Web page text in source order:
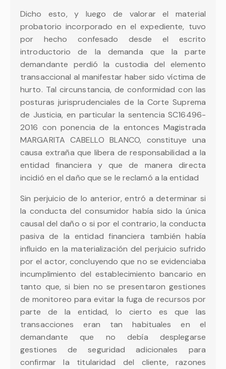
Dicho esto, y luego de valorar el material
probatorio incorporado en el expediente, tuvo
por hecho confesado desde el escrito
introductorio de la demanda que la parte
demandante perdió la custodia del elemento
transaccional al manifestar haber sido víctima de
hurto. Tal circunstancia, de conformidad con las
posturas jurisprudenciales de la Corte Suprema
de Justicia, en particular la sentencia SC16496-
2016 con ponencia de la entonces Magistrada
MARGARITA CABELLO BLANCO, constituye una
causa extraña que libera de responsabilidad a la
entidad financiera y que de manera directa
incidió en el daño que se le reclamó a la entidad
Sin perjuicio de lo anterior, entró a determinar si
la conducta del consumidor había sido la única
causal del daño o si por el contrario, la conducta
pasiva de la entidad financiera también había
influido en la materialización del perjuicio sufrido
por el actor, concluyendo que no se evidenciaba
incumplimiento del establecimiento bancario en
tanto que, si bien no se presentaron gestiones
de monitoreo para evitar la fuga de recursos por
parte de la entidad, lo cierto es que las
transacciones eran tan habituales en el
demandante que no debía desplegarse
gestiones de seguridad adicionales para
confirmar la titularidad del cliente, razones